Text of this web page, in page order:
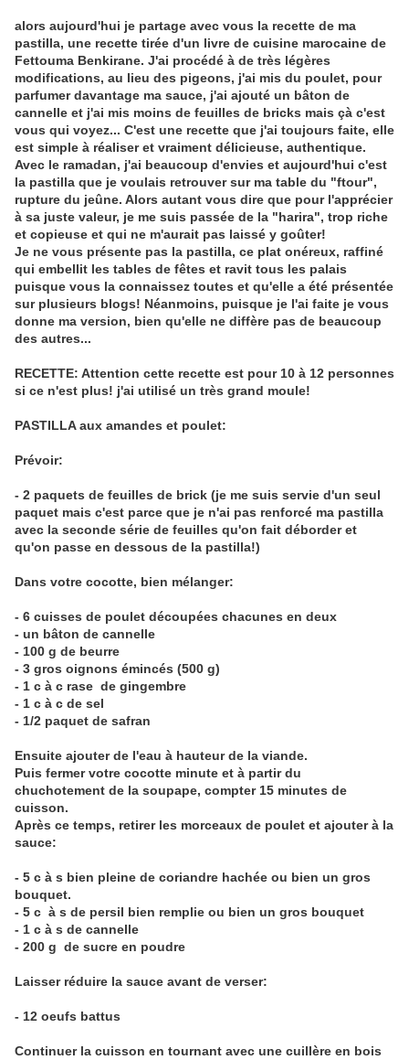
alors aujourd'hui je partage avec vous la recette de ma
pastilla, une recette tirée d'un livre de cuisine marocaine de
Fettouma Benkirane. J'ai procédé à de très légères
modifications, au lieu des pigeons, j'ai mis du poulet, pour
parfumer davantage ma sauce, j'ai ajouté un bâton de
cannelle et j'ai mis moins de feuilles de bricks mais çà c'est
vous qui voyez... C'est une recette que j'ai toujours faite, elle
est simple à réaliser et vraiment délicieuse, authentique.
Avec le ramadan, j'ai beaucoup d'envies et aujourd'hui c'est
la pastilla que je voulais retrouver sur ma table du "ftour",
rupture du jeûne. Alors autant vous dire que pour l'apprécier
à sa juste valeur, je me suis passée de la "harira", trop riche
et copieuse et qui ne m'aurait pas laissé y goûter!
Je ne vous présente pas la pastilla, ce plat onéreux, raffiné
qui embellit les tables de fêtes et ravit tous les palais
puisque vous la connaissez toutes et qu'elle a été présentée
sur plusieurs blogs! Néanmoins, puisque je l'ai faite je vous
donne ma version, bien qu'elle ne diffère pas de beaucoup
des autres...
RECETTE: Attention cette recette est pour 10 à 12 personnes
si ce n'est plus! j'ai utilisé un très grand moule!
PASTILLA aux amandes et poulet:
Prévoir:
- 2 paquets de feuilles de brick (je me suis servie d'un seul
paquet mais c'est parce que je n'ai pas renforcé ma pastilla
avec la seconde série de feuilles qu'on fait déborder et
qu'on passe en dessous de la pastilla!)
Dans votre cocotte, bien mélanger:
- 6 cuisses de poulet découpées chacunes en deux
- un bâton de cannelle
- 100 g de beurre
- 3 gros oignons émincés (500 g)
- 1 c à c rase de gingembre
- 1 c à c de sel
- 1/2 paquet de safran
Ensuite ajouter de l'eau à hauteur de la viande.
Puis fermer votre cocotte minute et à partir du
chuchotement de la soupape, compter 15 minutes de
cuisson.
Après ce temps, retirer les morceaux de poulet et ajouter à la
sauce:
- 5 c à s bien pleine de coriandre hachée ou bien un gros
bouquet.
- 5 c à s de persil bien remplie ou bien un gros bouquet
- 1 c à s de cannelle
- 200 g de sucre en poudre
Laisser réduire la sauce avant de verser:
- 12 oeufs battus
Continuer la cuisson en tournant avec une cuillère en bois